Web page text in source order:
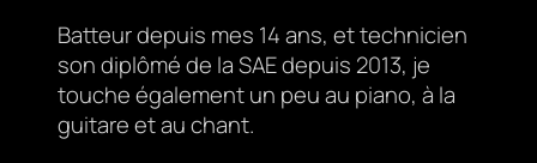
Batteur depuis mes 14 ans, et technicien
son diplômé de la SAE depuis 2013, je
touche également un peu au piano, à la
guitare et au chant.